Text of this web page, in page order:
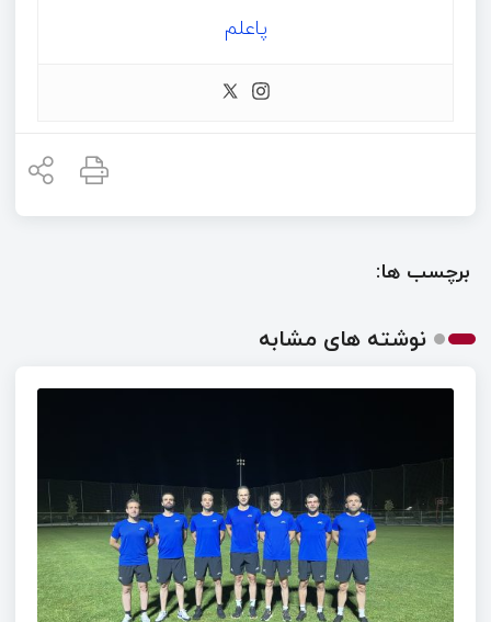
پاعلم
برچسب ها:
نوشته های مشابه